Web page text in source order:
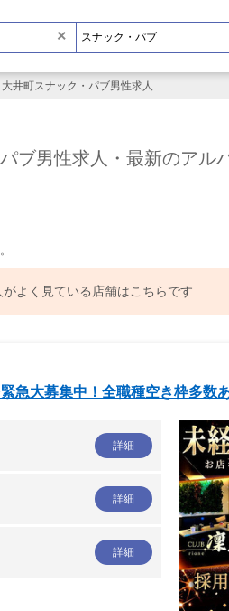
×
大井町スナック・パブ男性求人
ブ男性求人・最新のアル
よく見ている店舗はこちらです
急大募集中！全職種空き枠多数
詳細
詳細
詳細